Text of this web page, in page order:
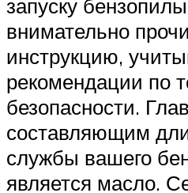
запуску
внимательно
инструкцию,
рекомендации по
безопасности.
составляющим
службы вашего
является масло.